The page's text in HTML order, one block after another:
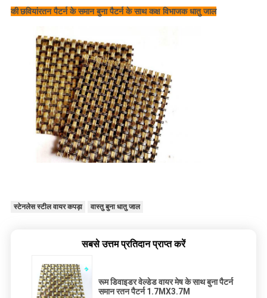
की छवियांरतन पैटर्न के समान बुना पैटर्न के साथ कक्ष विभाजक धातु जाल
स्टेनलेस स्टील वायर कपड़ा वास्तु बुना धातु जाल
सबसे उत्तम प्रतिदान प्राप्त करें
रूम डिवाइडर वेल्डेड वायर मेष के साथ बुना पैटर्न
समान रतन पैटर्न 1.7MX3.7M